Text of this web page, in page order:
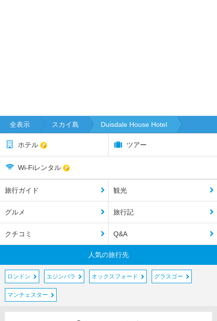
全表示 スカイ島 Duisdale House Hotel
ホテル ツアー
Wi-Fiレンタル
旅行ガイド 観光
グルメ 旅行記
クチコミ Q&A
人気の旅行先
ロンドン エジンバラ オックスフォード グラスゴー
マンチェスター